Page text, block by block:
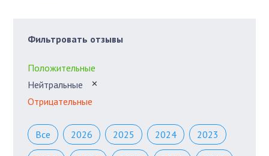
Фильтровать отзывы
Положительные
Нейтральные
✕
Отрицательные
Все 2026 2025 2024 2023